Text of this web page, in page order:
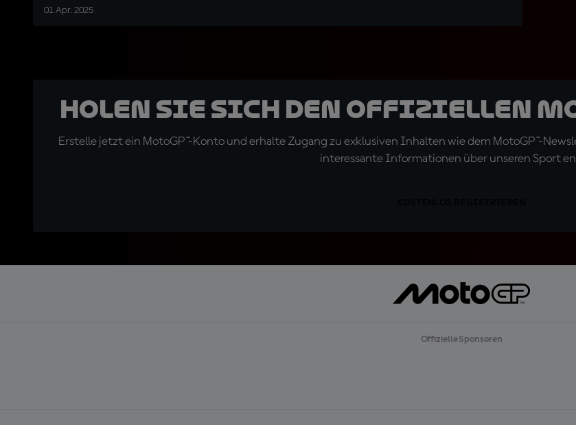
01 Apr. 2025
Holen Sie sich den offiziellen
Erstelle jetzt ein MotoGP™-Konto und erhalte Zugang zu exklusiven Inhalten wie dem MotoGP™-
interessante Informationen über unseren Sport
Offizielle Sponsoren